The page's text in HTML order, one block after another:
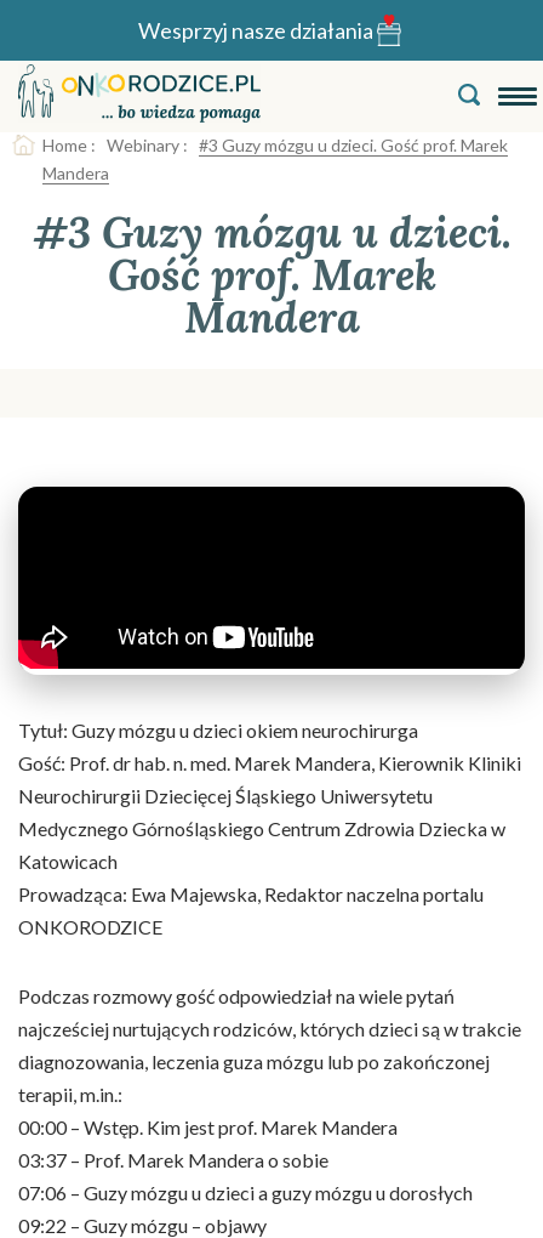
Wesprzyj nasze działania
Home : Webinary : #3 Guzy mózgu u dzieci. Gość prof. Marek
Mandera
#3 Guzy mózgu u dzieci.
Gość prof. Marek
Mandera
Tytuł: Guzy mózgu u dzieci okiem neurochirurga
Gość: Prof. dr hab. n. med. Marek Mandera, Kierownik Kliniki
Neurochirurgii Dziecięcej Śląskiego Uniwersytetu
Medycznego Górnośląskiego Centrum Zdrowia Dziecka w
Katowicach
Prowadząca: Ewa Majewska, Redaktor naczelna portalu
ONKORODZICE
Podczas rozmowy gość odpowiedział na wiele pytań
najcześciej nurtujących rodziców, których dzieci są w trakcie
diagnozowania, leczenia guza mózgu lub po zakończonej
terapii, m.in.:
00:00 – Wstęp. Kim jest prof. Marek Mandera
03:37 – Prof. Marek Mandera o sobie
07:06 – Guzy mózgu u dzieci a guzy mózgu u dorosłych
09:22 – Guzy mózgu – objawy